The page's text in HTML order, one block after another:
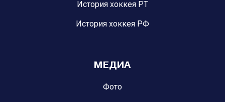
История хоккея РТ
История хоккея РФ
МЕДИА
Фото